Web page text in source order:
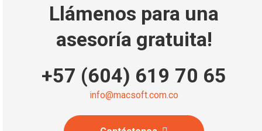
Llámenos para una
asesoría gratuita!
+57 (604) 619 70 65
info@macsoft.com.co